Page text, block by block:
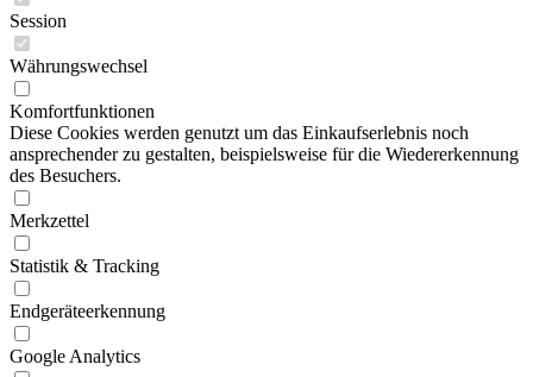
Session
Währungswechsel
Komfortfunktionen
Diese Cookies werden genutzt um das Einkaufserlebnis noch
ansprechender zu gestalten, beispielsweise für die Wiedererkennung
des Besuchers.
Merkzettel
Statistik & Tracking
Endgeräteerkennung
Google Analytics